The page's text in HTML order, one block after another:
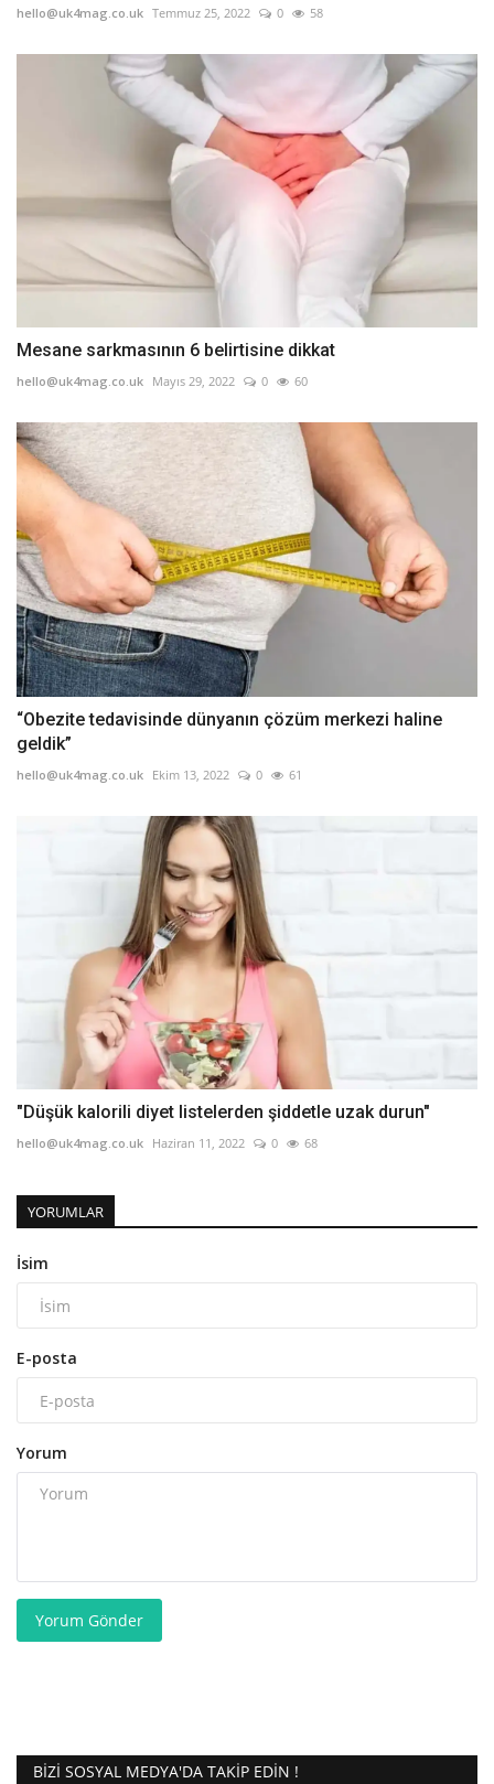
hello@uk4mag.co.uk Temmuz 25, 2022 0 58
Mesane sarkmasının 6 belirtisine dikkat
hello@uk4mag.co.uk Mayıs 29, 2022 0 60
“Obezite tedavisinde dünyanın çözüm merkezi haline
geldik”
hello@uk4mag.co.uk Ekim 13, 2022 0 61
"Düşük kalorili diyet listelerden şiddetle uzak durun"
hello@uk4mag.co.uk Haziran 11, 2022 0 68
YORUMLAR
İsim
E-posta
Yorum
Yorum Gönder
BIZI SOSYAL MEDYA'DA TAKIP EDIN !